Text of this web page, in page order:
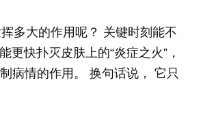
多大的作用呢？ 关键时刻能不
更快扑灭皮肤上的“炎症之火”，
病情的作用。 换句话说， 它只